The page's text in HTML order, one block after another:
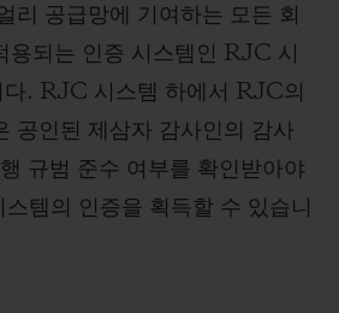
리 공급망에 기여하는 모든 회
용되는 인증 시스템인 RJC 시
다. RJC 시스템 하에서 RJC의
공인된 제삼자 감사인의 감사
규범 준수 여부를 확인받아야
템의 인증을 획득할 수 있습니